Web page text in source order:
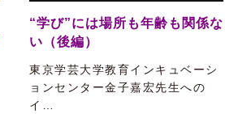
“学び”には場所も年齢も関係な
い（後編）
東京学芸大学教育インキュベーシ
ョンセンター金子嘉宏先生への
イ…